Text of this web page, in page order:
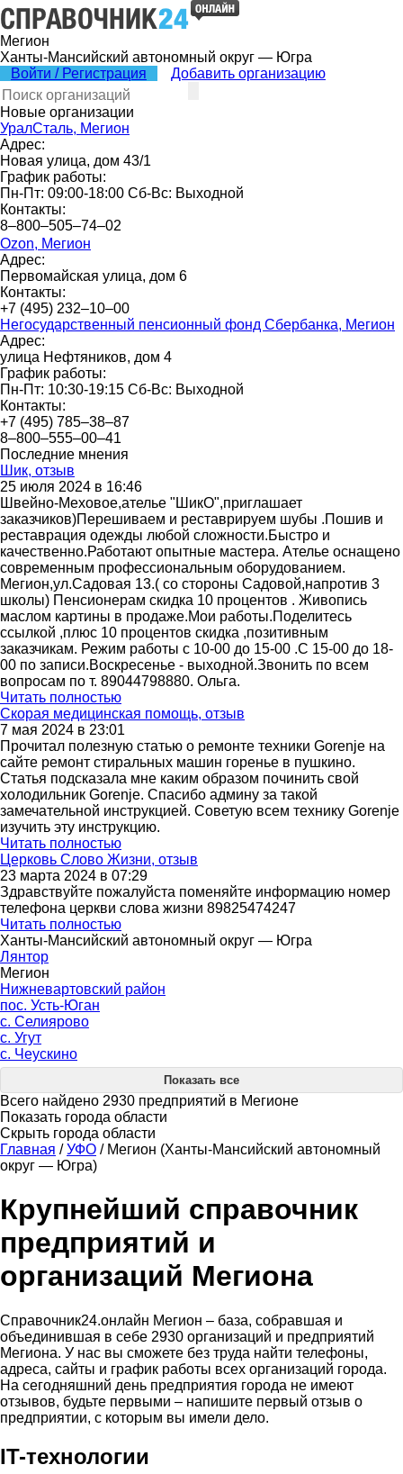
Мегион
Ханты-Мансийский автономный округ — Югра
Войти / Регистрация
Добавить организацию
Новые организации
УралСталь, Мегион
Адрес:
Новая улица, дом 43/1
График работы:
Пн-Пт: 09:00-18:00 Сб-Вс: Выходной
Контакты:
8‒800‒505‒74‒02
Ozon, Мегион
Адрес:
Первомайская улица, дом 6
Контакты:
+7 (495) 232‒10‒00
Негосударственный пенсионный фонд Сбербанка, Мегион
Адрес:
улица Нефтяников, дом 4
График работы:
Пн-Пт: 10:30-19:15 Сб-Вс: Выходной
Контакты:
+7 (495) 785‒38‒87
8‒800‒555‒00‒41
Последние мнения
Шик, отзыв
25 июля 2024 в 16:46
Швейно-Меховое,ателье "ШикО",приглашает
заказчиков)Перешиваем и реставрируем шубы .Пошив и
реставрация одежды любой сложности.Быстро и
качественно.Работают опытные мастера. Ателье оснащено
современным профессиональным оборудованием.
Мегион,ул.Садовая 13.( со стороны Садовой,напротив 3
школы) Пенсионерам скидка 10 процентов . Живопись
маслом картины в продаже.Мои работы.Поделитесь
ссылкой ,плюс 10 процентов скидка ,позитивным
заказчикам. Режим работы с 10-00 до 15-00 .С 15-00 до 18-
00 по записи.Воскресенье - выходной.Звонить по всем
вопросам по т. 89044798880. Ольга.
Читать полностью
Скорая медицинская помощь, отзыв
7 мая 2024 в 23:01
Прочитал полезную статью о ремонте техники Gorenje на
сайте ремонт стиральных машин горенье в пушкино.
Статья подсказала мне каким образом починить свой
холодильник Gorenje. Спасибо админу за такой
замечательной инструкцией. Советую всем технику Gorenje
изучить эту инструкцию.
Читать полностью
Церковь Слово Жизни, отзыв
23 марта 2024 в 07:29
Здравствуйте пожалуйста поменяйте информацию номер
телефона церкви слова жизни 89825474247
Читать полностью
Ханты-Мансийский автономный округ — Югра
Лянтор
Мегион
Нижневартовский район
пос. Усть-Юган
с. Селиярово
с. Угут
с. Чеускино
Показать все
Всего найдено 2930 предприятий в Мегионе
Показать города области
Скрыть города области
Главная / УФО / Мегион (Ханты-Мансийский автономный
округ — Югра)
Крупнейший справочник
предприятий и
организаций Мегиона
Справочник24.онлайн Мегион – база, собравшая и
объединившая в себе 2930 организаций и предприятий
Мегиона. У нас вы сможете без труда найти телефоны,
адреса, сайты и график работы всех организаций города.
На сегодняшний день предприятия города не имеют
отзывов, будьте первыми – напишите первый отзыв о
предприятии, с которым вы имели дело.
IT-технологии